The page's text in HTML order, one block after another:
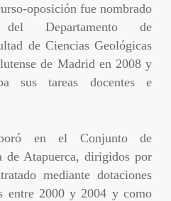
oposición fue nombrado
Departamento de
de Ciencias Geológicas
de Madrid en 2008 y
sus tareas docentes e
en el Conjunto de
de Atapuerca, dirigidos por
mediante dotaciones
entre 2000 y 2004 y como